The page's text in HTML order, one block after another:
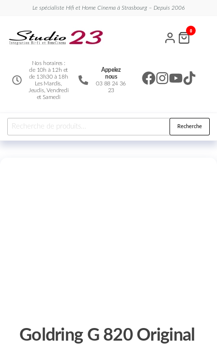
Le spécialiste Hifi et Home Cinema à Strasbourg – Depuis 2006
Nos horaires :
de 10h à 12h et
de 13h30 à 18h
Les Mardis,
Jeudis, Vendredi
et Samedi
Appelez
nous
03 88 24 36
23
0
Recherche
Goldring G 820 Original